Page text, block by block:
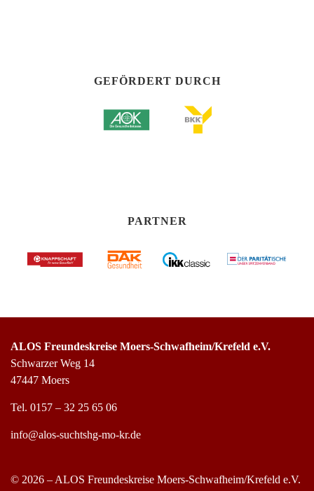
GEFÖRDERT DURCH
PARTNER
ALOS Freundeskreise Moers-Schwafheim/Krefeld e.V.
Schwarzer Weg 14
47447 Moers
Tel. 0157 – 32 25 65 06
info@alos-suchtshg-mo-kr.de
© 2026 – ALOS Freundeskreise Moers-Schwafheim/Krefeld e.V.